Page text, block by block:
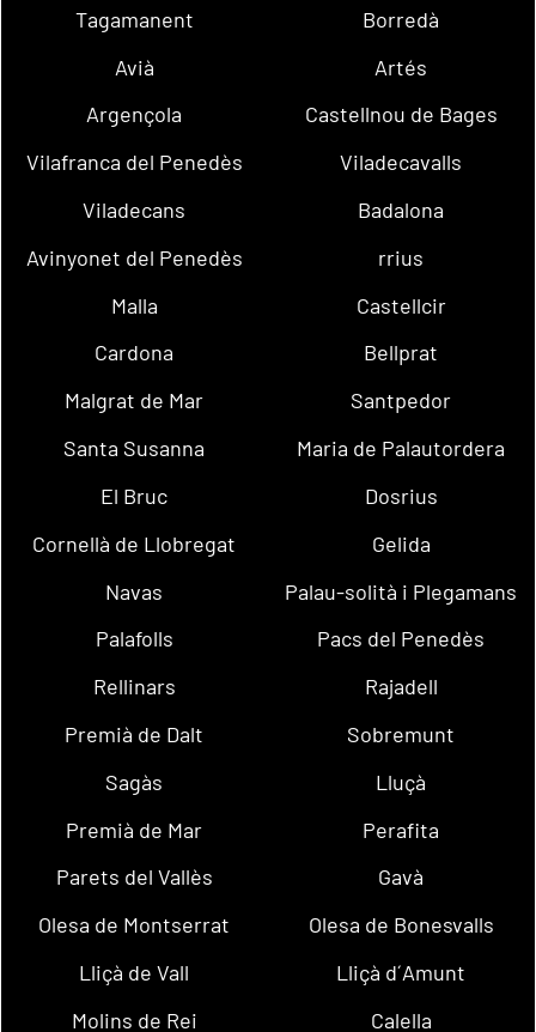
Tagamanent
Borredà
Avià
Artés
Argençola
Castellnou de Bages
Vilafranca del Penedès
Viladecavalls
Viladecans
Badalona
Avinyonet del Penedès
rrius
Malla
Castellcir
Cardona
Bellprat
Malgrat de Mar
Santpedor
Santa Susanna
Maria de Palautordera
El Bruc
Dosrius
Cornellà de Llobregat
Gelida
Navas
Palau-solità i Plegamans
Palafolls
Pacs del Penedès
Rellinars
Rajadell
Premià de Dalt
Sobremunt
Sagàs
Lluçà
Premià de Mar
Perafita
Parets del Vallès
Gavà
Olesa de Montserrat
Olesa de Bonesvalls
Lliçà de Vall
Lliçà d´Amunt
Molins de Rei
Calella